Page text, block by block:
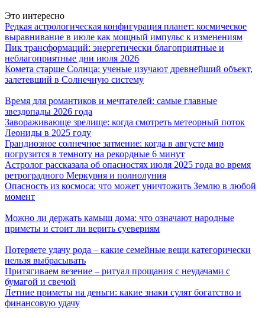
Это интересно
Редкая астрологическая конфигурация планет: космическое
выравнивание в июле как мощный импульс к изменениям
Пик трансформаций: энергетически благоприятные и
неблагоприятные дни июля 2026
Комета старше Солнца: ученые изучают древнейший объект,
залетевший в Солнечную систему
Время для романтиков и мечтателей: самые главные
звездопады 2026 года
Завораживающе зрелище: когда смотреть метеорный поток
Леониды в 2025 году
Грандиозное солнечное затмение: когда в августе мир
погрузится в темноту на рекордные 6 минут
Астролог рассказала об опасностях июля 2025 года во время
ретроградного Меркурия и полнолуния
Опасность из космоса: что может уничтожить Землю в любой
момент
Можно ли держать камыш дома: что означают народные
приметы и стоит ли верить суевериям
Потеряете удачу рода – какие семейные вещи категорически
нельзя выбрасывать
Притягиваем везение – ритуал прощания с неудачами с
бумагой и свечой
Летние приметы на деньги: какие знаки сулят богатство и
финансовую удачу